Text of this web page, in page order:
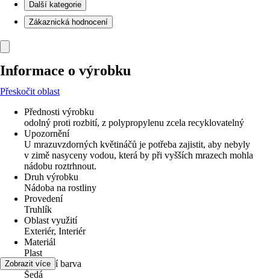
Další kategorie
Zákaznická hodnocení
Informace o výrobku
Přeskočit oblast
Přednosti výrobku
odolný proti rozbití, z polypropylenu zcela recyklovatelný
Upozornění
U mrazuvzdorných květináčů je potřeba zajistit, aby nebyly
v zimě nasyceny vodou, která by při vyšších mrazech mohla
nádobu roztrhnout.
Druh výrobku
Nádoba na rostliny
Provedení
Truhlík
Oblast využití
Exteriér, Interiér
Materiál
Plast
Základní barva
Šedá
Zobrazit více